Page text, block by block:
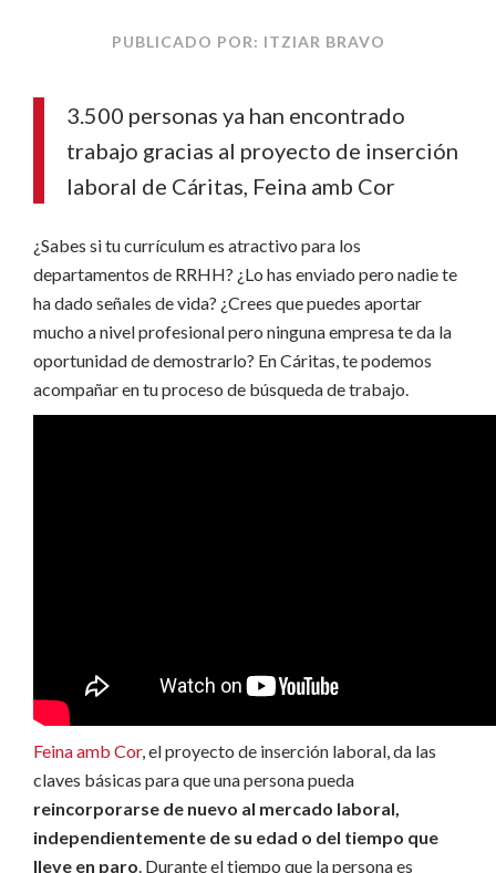
PUBLICADO POR: ITZIAR BRAVO
3.500 personas ya han encontrado
trabajo gracias al proyecto de inserción
laboral de Cáritas, Feina amb Cor
¿Sabes si tu currículum es atractivo para los
departamentos de RRHH? ¿Lo has enviado pero nadie te
ha dado señales de vida? ¿Crees que puedes aportar
mucho a nivel profesional pero ninguna empresa te da la
oportunidad de demostrarlo? En Cáritas, te podemos
acompañar en tu proceso de búsqueda de trabajo.
Feina amb Cor, el proyecto de inserción laboral, da las
claves básicas para que una persona pueda
reincorporarse de nuevo al mercado laboral,
independientemente de su edad o del tiempo que
lleve en paro. Durante el tiempo que la persona es